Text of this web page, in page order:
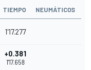
TIEMPO NEUMÁTICOS
1'17.277
+0.381
1'17.658